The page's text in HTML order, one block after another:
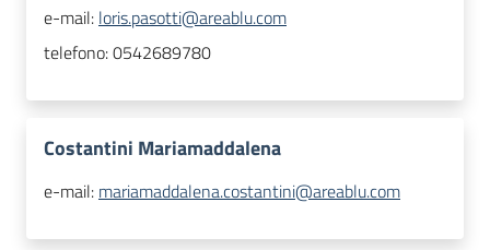
e-mail: loris.pasotti@areablu.com
telefono:0542689780
Costantini Mariamaddalena
e-mail: mariamaddalena.costantini@areablu.com